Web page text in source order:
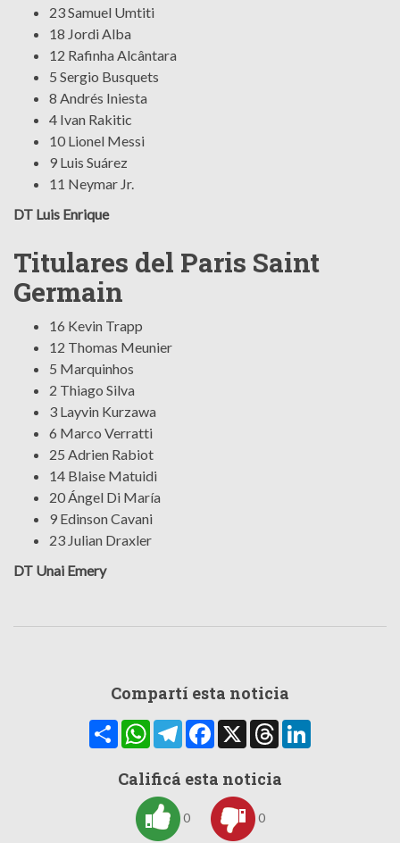
23 Samuel Umtiti
18 Jordi Alba
12 Rafinha Alcântara
5 Sergio Busquets
8 Andrés Iniesta
4 Ivan Rakitic
10 Lionel Messi
9 Luis Suárez
11 Neymar Jr.
DT Luis Enrique
Titulares del Paris Saint
Germain
16 Kevin Trapp
12 Thomas Meunier
5 Marquinhos
2 Thiago Silva
3 Layvin Kurzawa
6 Marco Verratti
25 Adrien Rabiot
14 Blaise Matuidi
20 Ángel Di María
9 Edinson Cavani
23 Julian Draxler
DT Unai Emery
Compartí esta noticia
CompartirWhatsAppTelegramFacebook
X Threads
Calificá esta noticia
0 0